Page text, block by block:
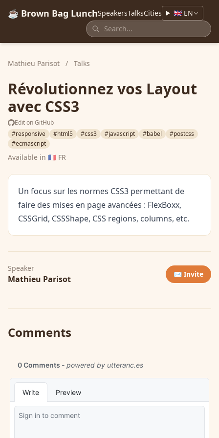
☕ Brown Bag LunchSpeakersTalksCities 🇬🇧 EN
Mathieu Parisot / Talks
Révolutionnez vos Layout
avec CSS3
Edit on GitHub
#responsive
#html5 #css3 #javascript #babel
#postcss
#ecmascript
Available in 🇫🇷 FR
Un focus sur les normes CSS3 permettant de
faire des mises en page avancées : FlexBoxx,
CSSGrid, CSSShape, CSS regions, columns, etc.
Speaker
Mathieu Parisot ✉️ Invite
Comments